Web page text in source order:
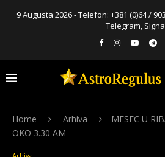
9 Augusta 2026 - Telefon: +381 (0)64 /
Telegram,
Home Arhiva
MESEC U
OKO 3.30 AM